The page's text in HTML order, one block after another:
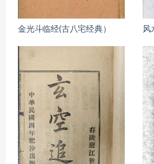
金光斗临经(古八宅经典） 风